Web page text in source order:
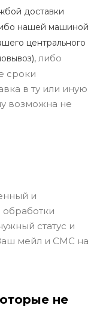
доставки
нашей машиной
центрального
либо
сроки
в ту или иную
возможна не
и
обработки
статус и
мейл и СМС на
не